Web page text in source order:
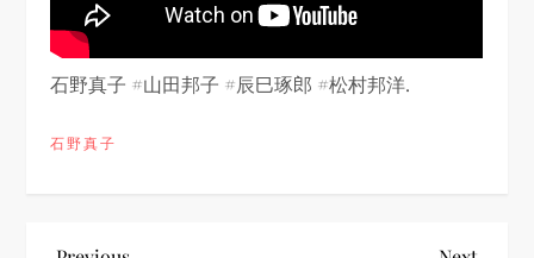
石野真子 #山田邦子 #辰巳琢郎 #松村邦洋.
石野真子